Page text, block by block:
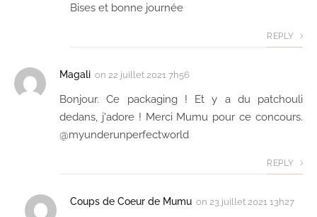
Bises et bonne journée
REPLY
Magali on 22 juillet 2021 7h56
Bonjour. Ce packaging ! Et y a du patchouli
dedans, j'adore ! Merci Mumu pour ce concours.
@myunderunperfectworld
REPLY
Coups de Coeur de Mumu on 23 juillet 2021 13h27